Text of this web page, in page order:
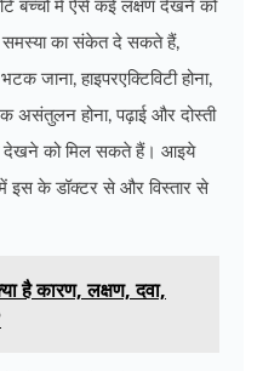
बच्चों में ऐसे कई लक्षण देखने को
समस्या का संकेत दे सकते हैं,
जाना, हाइपरएक्टिविटी होना,
असंतुलन होना, पढ़ाई और दोस्ती
देखने को मिल सकते हैं। आइये
इस के डॉक्टर से और विस्तार से
है कारण, लक्षण, दवा,